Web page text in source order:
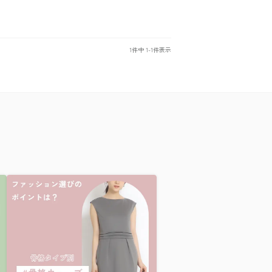
1件中 1-1件表示